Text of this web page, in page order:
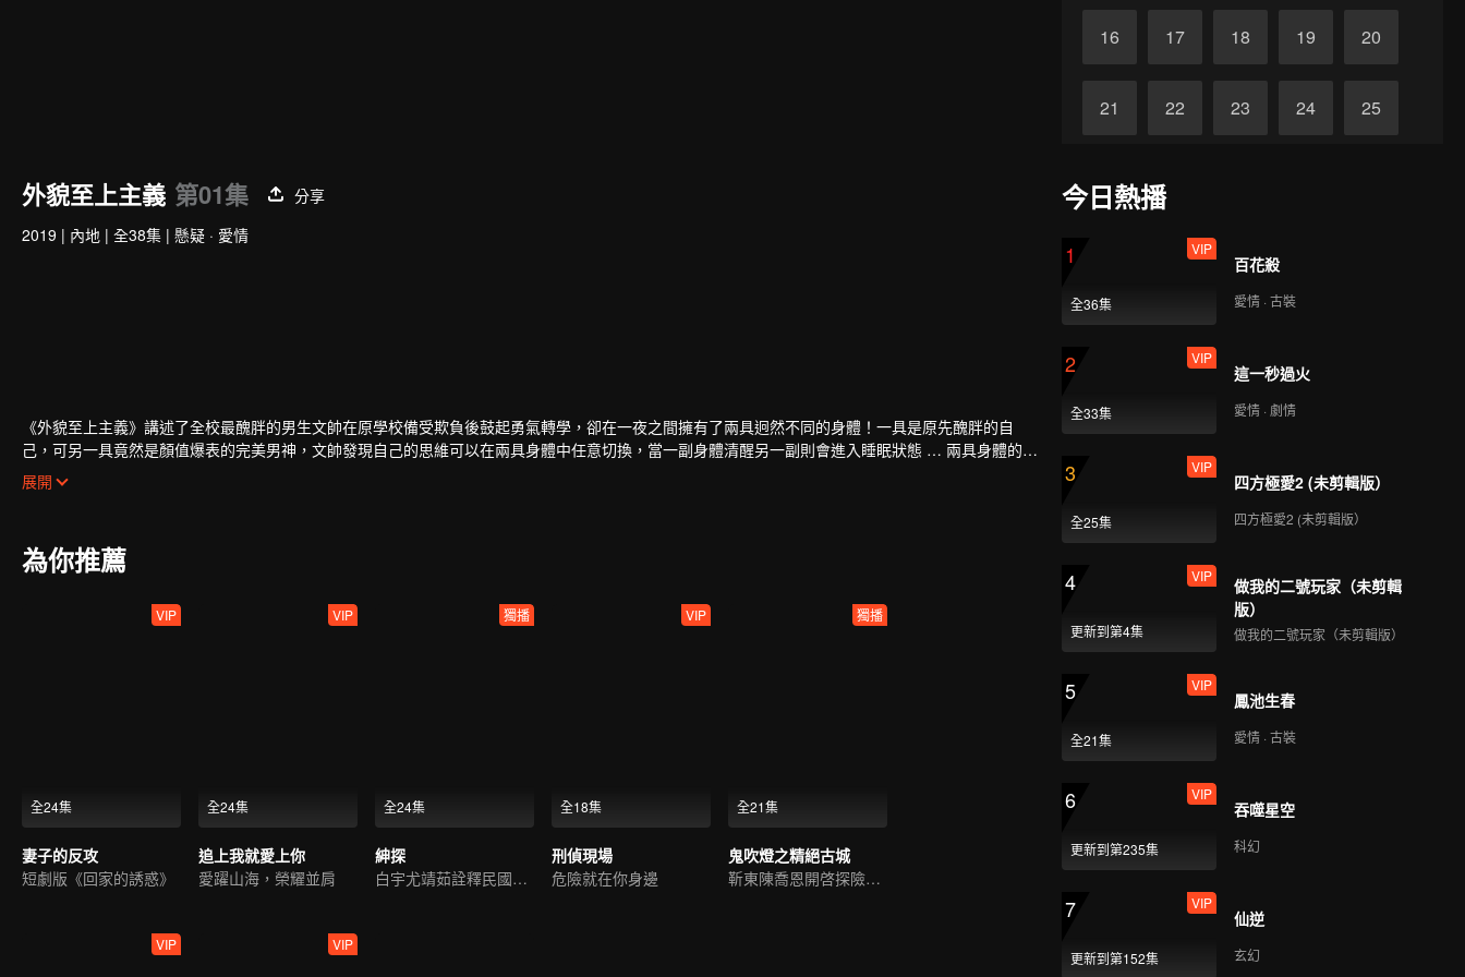
16 17 18 19 20
21 22 23 24 25
27
外貌至上主義 第01集
分享
2019 | 內地 | 全38集 | 懸疑 · 愛情
《外貌至上主義》講述了全校最醜胖的男生文帥在原學校備受欺負後鼓起勇氣轉學，卻在一夜之間擁有了兩具迥然不同的身體！一具是原先醜胖的自
己，可另一具竟然是顏值爆表的完美男神，文帥發現自己的思維可以在兩具身體中任意切換，當一副身體清醒另一副則會進入睡眠狀態 … 兩具身體的祕
密使文帥原先的生活發生了天翻地覆的變化，受到了從未有過的歡迎，開始了完全不同的生活，感受到“金字塔頂”人生的美妙和便利，與此同時，這幅
帥氣身體隱藏著巨大祕密逐漸浮出水面，帥氣身體原本的主人 kris 逐漸甦醒，層層謎團逐漸解開。
展開
為你推薦
全24集
VIP
妻子的反攻
短劇版《回家的誘惑》
全24集
VIP
追上我就愛上你
愛躍山海，榮耀並肩
全24集
獨播
紳探
白宇尤靖茹詮釋民國偵探範
全18集
VIP
刑偵現場
危險就在你身邊
全21集
獨播
鬼吹燈之精絕古城
靳東陳喬恩開啓探險之旅
VIP VIP
今日熱播
1
全36集
VIP
百花殺
愛情 · 古裝
2
全33集
VIP
這一秒過火
愛情 · 劇情
3
全25集
VIP
四方極愛2 (未剪輯版）
四方極愛2 (未剪輯版）
4
更新到第4集
VIP
做我的二號玩家（未剪輯
版）
做我的二號玩家（未剪輯版）
5
全21集
VIP
鳳池生春
愛情 · 古裝
6
更新到第235集
VIP
吞噬星空
科幻
7
更新到第152集
VIP
仙逆
玄幻